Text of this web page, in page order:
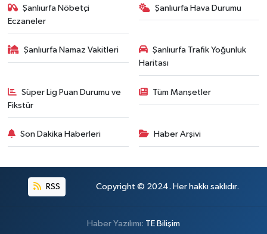
Şanlıurfa Nöbetçi
Eczaneler
Şanlıurfa Hava Durumu
Şanlıurfa Namaz Vakitleri
Şanlıurfa Trafik Yoğunluk
Haritası
Süper Lig Puan Durumu ve
Fikstür
Tüm Manşetler
Son Dakika Haberleri Haber Arşivi
RSS Copyright © 2024. Her hakkı saklıdır.
Haber Yazılımı: TE Bilişim